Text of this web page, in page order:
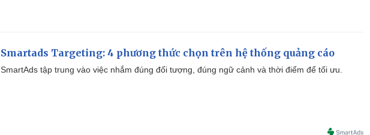
Smartads Targeting: 4 phương thức chọn trên hệ thống quảng cáo
SmartAds tập trung vào việc nhắm đúng đối tượng, đúng ngữ cảnh và thời điểm để tối ưu.